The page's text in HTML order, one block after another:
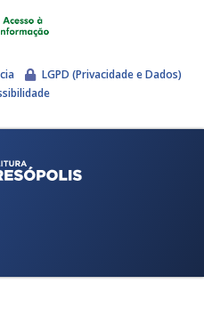
LGPD (Privacidade e Dados)